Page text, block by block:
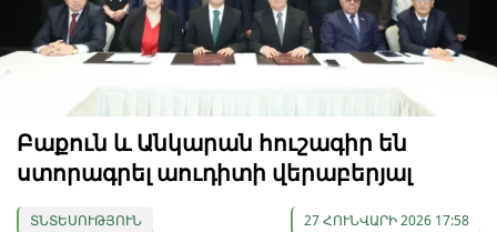
Բաքուն և Անկարան հուշագիր են
ստորագրել աուդիտի վերաբերյալ
ՏՆՏԵՍՈՒԹՅՈՒՆ 27 ՀՈՒՆՎԱՐԻ 2026 17:58